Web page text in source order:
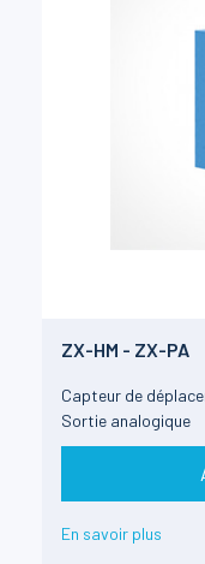
ZX-HM - ZX-PA
Capteur de
Sortie analogique
En savoir plus